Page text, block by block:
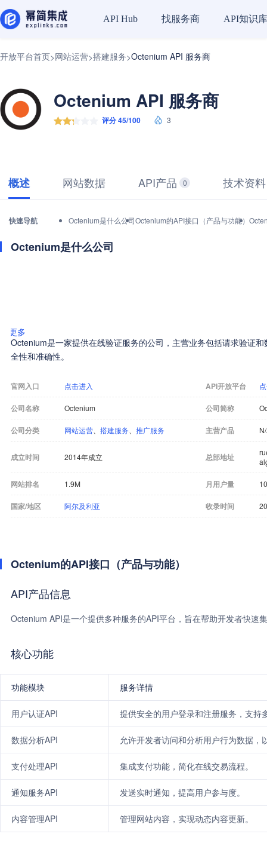
API Hub 找服务商 API知识库
开放平台首页>网站运营>搭建服务>Octenium API 服务商
Octenium API 服务商
评分 45/100 3
概述 网站数据 API产品 0 技术资料
快速导航 Octenium是什么公司Octenium的API接口（产品与功能）
Octenium是什么公司
更多
Octenium是一家提供在线验证服务的公司，主营业务包括请求验证
全性和准确性。
官网入口 点击进入 API开放平台
公司名称 Octenium 公司简称
公司分类 网站运营 搭建服务 推广服务 主营产品
成立时间 2014年成立 总部地址
网站排名 1.9M 月用户量
国家/地区 阿尔及利亚 收录时间
Octenium的API接口（产品与功能）
API产品信息
Octenium API是一个提供多种服务的API平台，旨在帮助开发者快速
核心功能
功能模块 服务详情
用户认证API 提供安全的用户登录和注册服务，支持
数据分析API 允许开发者访问和分析用户行为数据，
支付处理API 集成支付功能，简化在线交易流程。
通知服务API 发送实时通知，提高用户参与度。
内容管理API 管理网站内容，实现动态内容更新。